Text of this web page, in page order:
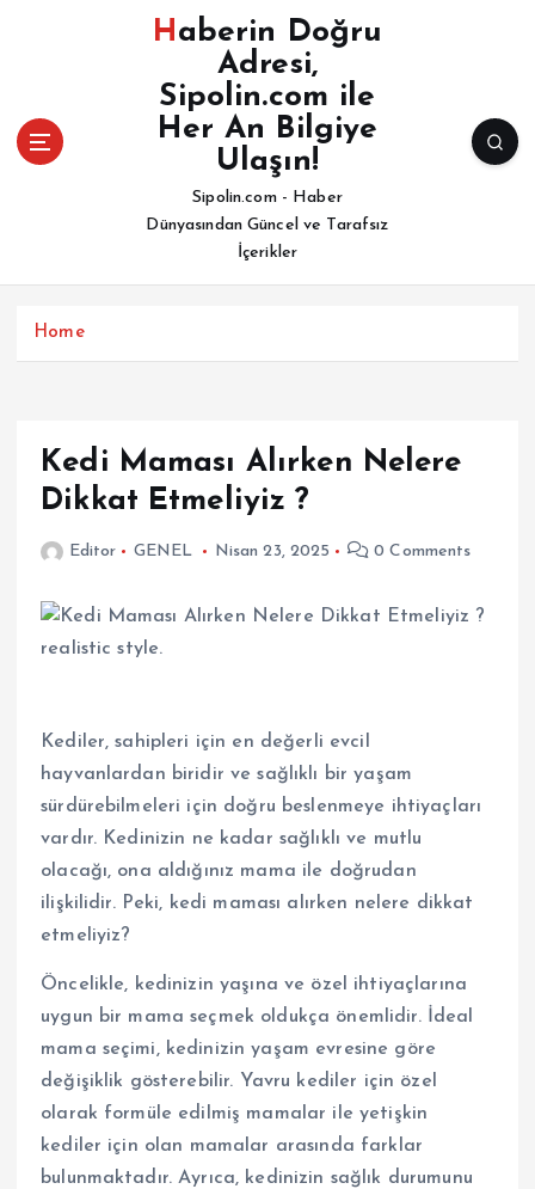
a
Haberin Doğru
Adresi,
Sipolin.com ile
Her An Bilgiye
Ulaşın!
Sipolin.com - Haber
Dünyasından Güncel ve Tarafsız
İçerikler
Home
Kedi Maması Alırken Nelere
Dikkat Etmeliyiz ?
Editor GENEL Nisan 23, 2025 0 Comments
Kediler, sahipleri için en değerli evcil
hayvanlardan biridir ve sağlıklı bir yaşam
sürdürebilmeleri için doğru beslenmeye ihtiyaçları
vardır. Kedinizin ne kadar sağlıklı ve mutlu
olacağı, ona aldığınız mama ile doğrudan
ilişkilidir. Peki, kedi maması alırken nelere dikkat
etmeliyiz?
Öncelikle, kedinizin yaşına ve özel ihtiyaçlarına
uygun bir mama seçmek oldukça önemlidir. İdeal
mama seçimi, kedinizin yaşam evresine göre
değişiklik gösterebilir. Yavru kediler için özel
olarak formüle edilmiş mamalar ile yetişkin
kediler için olan mamalar arasında farklar
bulunmaktadır. Ayrıca, kedinizin sağlık durumunu